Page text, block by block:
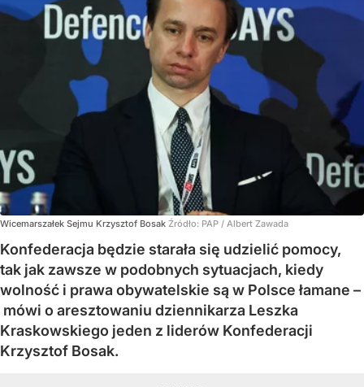
Wicemarszałek Sejmu Krzysztof Bosak Źródło: PAP / Albert Zawada
Konfederacja będzie starała się udzielić pomocy,
tak jak zawsze w podobnych sytuacjach, kiedy
wolność i prawa obywatelskie są w Polsce łamane –
mówi o aresztowaniu dziennikarza Leszka
Kraskowskiego jeden z liderów Konfederacji
Krzysztof Bosak.